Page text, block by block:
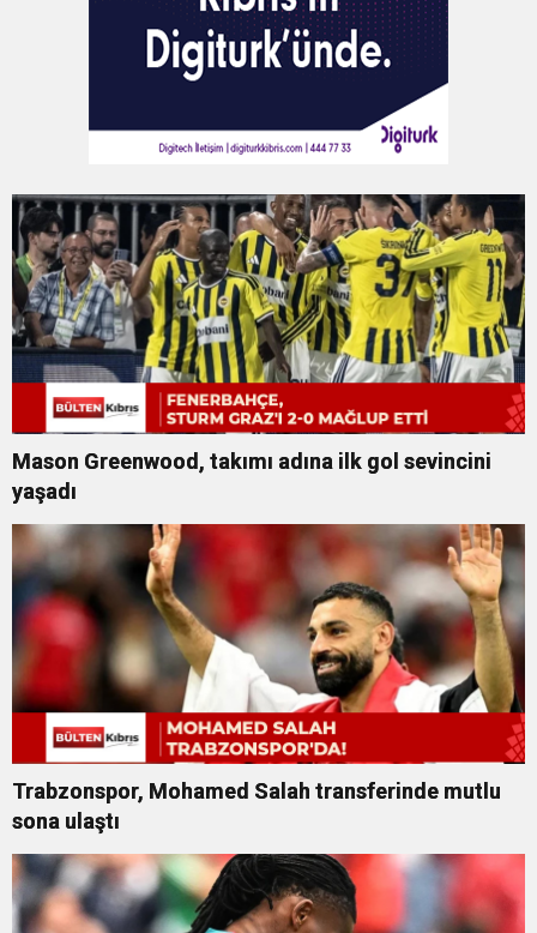
Mason Greenwood, takımı adına ilk gol sevincini
yaşadı
Trabzonspor, Mohamed Salah transferinde mutlu
sona ulaştı